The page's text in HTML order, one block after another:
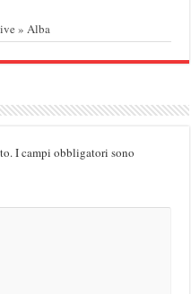
» Alba
I campi obbligatori sono